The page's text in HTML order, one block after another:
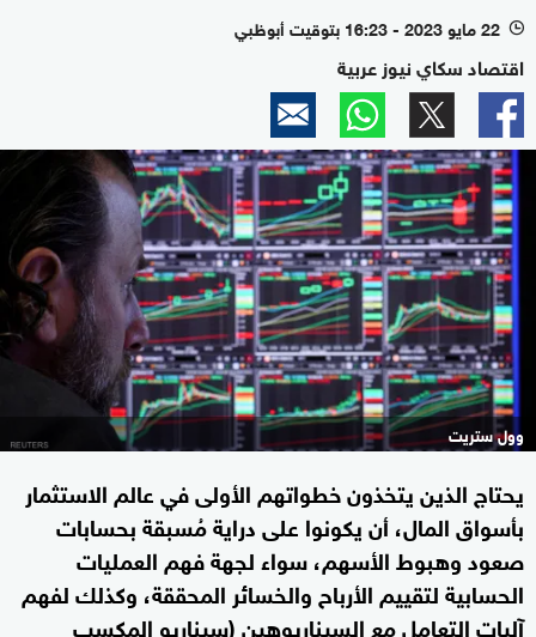
l 22 مايو 2023 - 16:23 بتوقيت أبوظبي
اقتصاد سكاي نيوز عربية
وول ستريت
يحتاج الذين يتخذون خطواتهم الأولى في عالم الاستثمار
بأسواق المال، أن يكونوا على دراية مُسبقة بحسابات
صعود وهبوط الأسهم، سواء لجهة فهم العمليات
الحسابية لتقييم الأرباح والخسائر المحققة، وكذلك لفهم
آليات التعامل مع السيناريوهين (سيناريو المكسب